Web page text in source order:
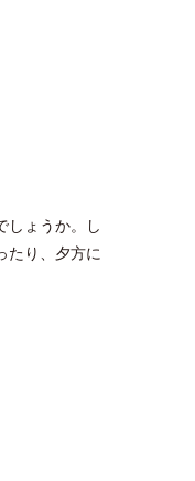
しょうか。し
たり、夕方に